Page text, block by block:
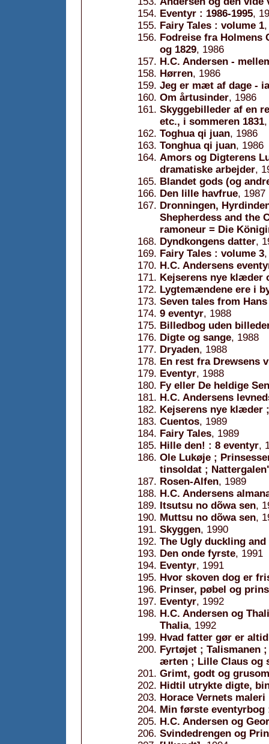
Eventyr : 1986-1995,
Fairy Tales : volume 1
Fodreise fra Holmens
og 1829, 1986
H.C. Andersen -
Hørren, 1986
Jeg er mæt af dage -
Om årtusinder, 1986
Skyggebilleder af en
etc., i sommeren 1831
Toghua qi juan, 1986
Tonghua qi juan, 1986
Amors og Digterens
dramatiske arbejder,
Blandet gods (og
Den lille havfrue, 1987
Dronningen,
Shepherdess and the
ramoneur = Die
Dyndkongens datter,
Fairy Tales : volume 3
H.C. Andersens
Kejserens nye klæder
Lygtemændene ere i
Seven tales from
9 eventyr, 1988
Billedbog uden
Digte og sange, 1988
Dryaden, 1988
En rest fra Drewsens
Eventyr, 1988
Fy eller De heldige
H.C. Andersens
Kejserens nye klæder
Cuentos, 1989
Fairy Tales, 1989
Hille den! : 8 eventyr,
Ole Lukøje ;
tinsoldat ;
Rosen-Alfen, 1989
H.C. Andersens
Itsutsu no dõwa sen,
Muttsu no dõwa sen,
Skyggen, 1990
The Ugly duckling
Den onde fyrste, 1991
Eventyr, 1991
Hvor skoven dog er
Prinser, pøbel og
Eventyr, 1992
H.C. Andersen og
Thalia, 1992
Hvad fatter gør er
Fyrtøjet ; Talismanen
ærten ; Lille Claus og
Grimt, godt og
Hidtil utrykte digte,
Horace Vernets
Min første eventyrbog
H.C. Andersen og
Svindedrengen og